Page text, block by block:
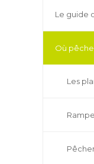
Le guide
Où
Les